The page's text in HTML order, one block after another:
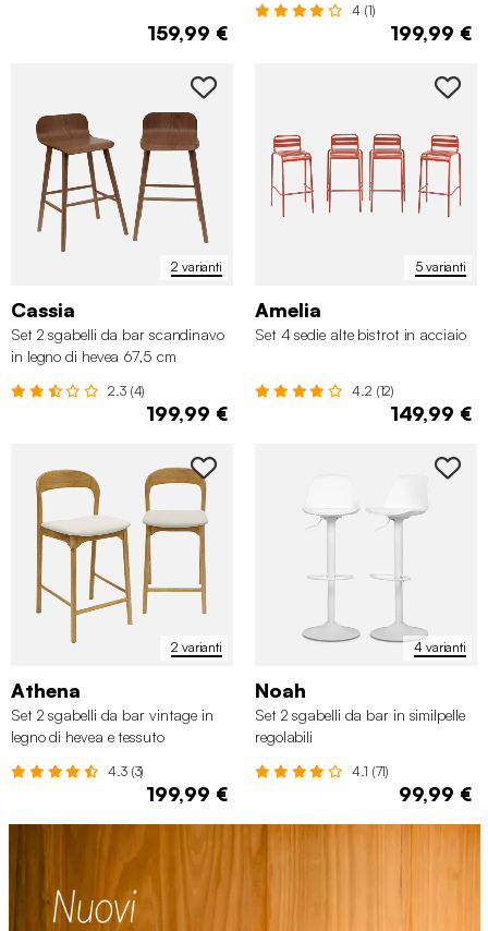
159,99 €
4 (1)
199,99 €
2 varianti
Cassia
Set 2 sgabelli da bar scandinavo
in legno di hevea 67,5 cm
2.3 (4)
199,99 €
5 varianti
Amelia
Set 4 sedie alte bistrot in acciaio
4.2 (12)
149,99 €
2 varianti
Athena
Set 2 sgabelli da bar vintage in
legno di hevea e tessuto
4.3 (3)
199,99 €
4 varianti
Noah
Set 2 sgabelli da bar in similpelle
regolabili
4.1 (71)
99,99 €